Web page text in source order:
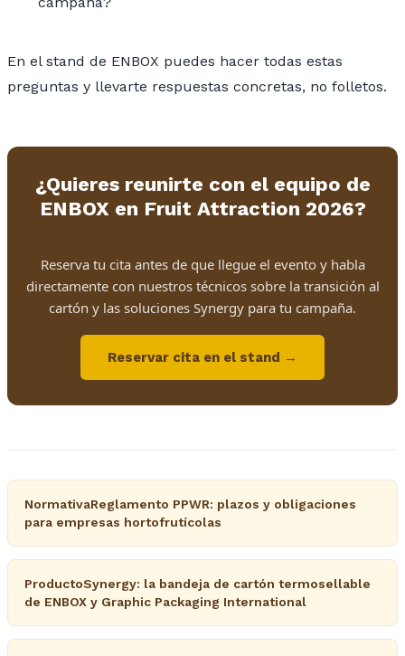
En el stand de ENBOX puedes hacer todas estas
preguntas y llevarte respuestas concretas, no folletos.
¿Quieres reunirte con el equipo de
ENBOX en Fruit Attraction 2026?
Reserva tu cita antes de que llegue el evento y habla
directamente con nuestros técnicos sobre la transición al
cartón y las soluciones Synergy para tu campaña.
Reservar cita en el stand →
NormativaReglamento PPWR: plazos y obligaciones
para empresas hortofrutícolas
ProductoSynergy: la bandeja de cartón termosellable
de ENBOX y Graphic Packaging International